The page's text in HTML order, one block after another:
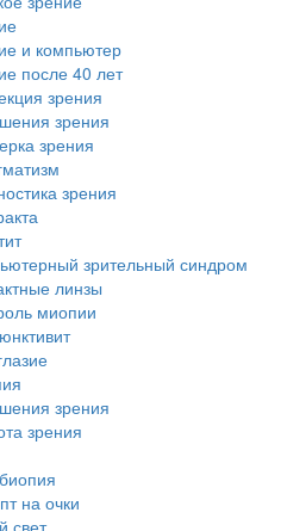
и компьютер
после 40 лет
зрения
зрения
зрения
зрения
зрительный синдром
линзы
миопии
зрения
зрения
на очки